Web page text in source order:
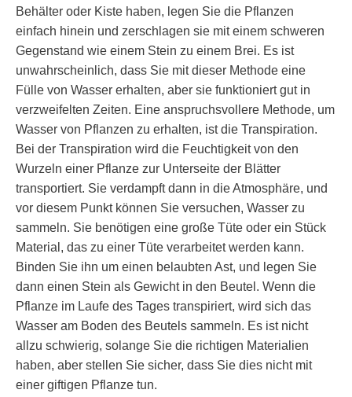
Behälter oder Kiste haben, legen Sie die Pflanzen
einfach hinein und zerschlagen sie mit einem schweren
Gegenstand wie einem Stein zu einem Brei. Es ist
unwahrscheinlich, dass Sie mit dieser Methode eine
Fülle von Wasser erhalten, aber sie funktioniert gut in
verzweifelten Zeiten. Eine anspruchsvollere Methode, um
Wasser von Pflanzen zu erhalten, ist die Transpiration.
Bei der Transpiration wird die Feuchtigkeit von den
Wurzeln einer Pflanze zur Unterseite der Blätter
transportiert. Sie verdampft dann in die Atmosphäre, und
vor diesem Punkt können Sie versuchen, Wasser zu
sammeln. Sie benötigen eine große Tüte oder ein Stück
Material, das zu einer Tüte verarbeitet werden kann.
Binden Sie ihn um einen belaubten Ast, und legen Sie
dann einen Stein als Gewicht in den Beutel. Wenn die
Pflanze im Laufe des Tages transpiriert, wird sich das
Wasser am Boden des Beutels sammeln. Es ist nicht
allzu schwierig, solange Sie die richtigen Materialien
haben, aber stellen Sie sicher, dass Sie dies nicht mit
einer giftigen Pflanze tun.